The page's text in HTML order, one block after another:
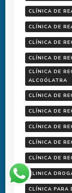
CLÍNICA DE
CLÍNICA DE
CLÍNICA DE
CLÍNICA DE
CLÍNICA DE
ALCOÓLATRA
CLÍNICA DE
CLÍNICA DE
CLÍNICA DE
CLÍNICA DE
CLÍNICA DE
CLINICA
CLÍNICA PARA